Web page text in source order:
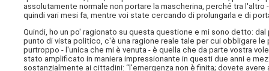
assolutamente normale non portare la mascherina, perché tra
quindi vari mesi fa, mentre voi state cercando di prolungarla e di
Quindi, ho un po' ragionato su questa questione e mi sono detto:
punto di vista politico, c'è una ragione reale tale per cui obbligare
purtroppo - l'unica che mi è venuta - è quella che da parte vostra
stato amplificato in maniera impressionante in questi due anni e
sostanzialmente ai cittadini: “l'emergenza non è finita; dovete